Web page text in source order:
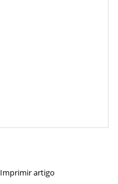
Imprimir artigo